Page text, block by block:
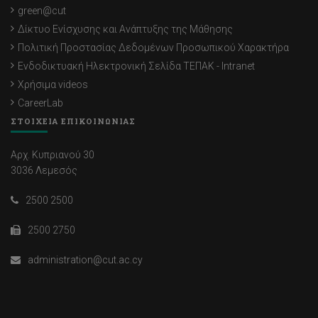
green@cut
Δίκτυο Ενίσχυσης και Ανάπτυξης της Μάθησης
Πολιτική Προστασίας Δεδομένων Προσωπικού Χαρακτήρα
Ενδοδικτυακή Ηλεκτρονική Σελίδα ΤΕΠΑΚ - Intranet
Χρήσιμα videos
CareerLab
ΣΤΟΙΧΕΙΑ ΕΠΙΚΟΙΝΩΝΙΑΣ
Αρχ. Κυπριανού 30
3036 Λεμεσός
2500 2500
2500 2750
administration@cut.ac.cy